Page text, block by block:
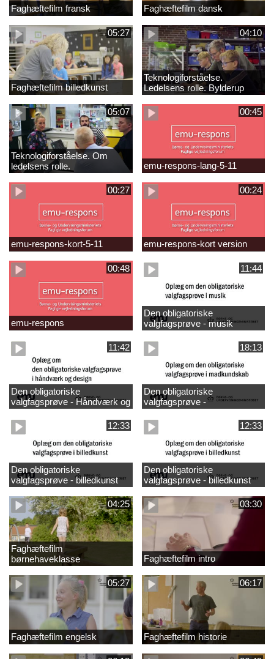
Faghæftefilm fransk Faghæftefilm dansk
05:27
Faghæftefilm billedkunst
04:10
Teknologiforståelse.
Ledelsens rolle. Bylderup
Skole
05:07
Teknologiforståelse. Om
ledelsens rolle.
Sofiendalskolen
00:45
emu-respons-lang-5-11
00:27
emu-respons-kort-5-11
00:24
emu-respons-kort version
00:48
emu-respons
11:44
Den obligatoriske
valgfagsprøve - musik
11:42
Den obligatoriske
valgfagsprøve - Håndværk og
design
18:13
Den obligatoriske
valgfagsprøve -
madkundskab
12:33
Den obligatoriske
valgfagsprøve - billedkunst
større LK
12:33
Den obligatoriske
valgfagsprøve - billedkunst
04:25
Faghæftefilm
børnehaveklasse
03:30
Faghæftefilm intro
05:27
Faghæftefilm engelsk
06:17
Faghæftefilm historie